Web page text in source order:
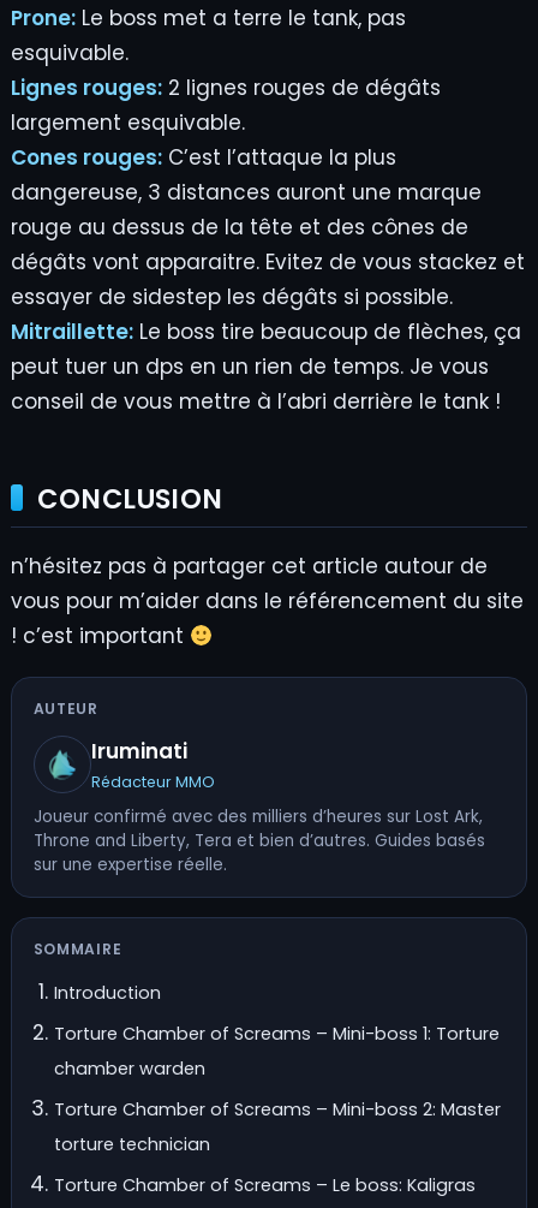
Prone:Le boss met a terre le tank, pas
esquivable.
Lignes rouges:2 lignes rouges de dégâts
largement esquivable.
Cones rouges:C’est l’attaque la plus
dangereuse, 3 distances auront une marque
rouge au dessus de la tête et des cônes de
dégâts vont apparaitre. Evitez de vous stackez et
essayer de sidestep les dégâts si possible.
Mitraillette:Le boss tire beaucoup de flèches, ça
peut tuer un dps en un rien de temps. Je vous
conseil de vous mettre à l’abri derrière le tank !
CONCLUSION
n’hésitez pas à partager cet article autour de
vous pour m’aider dans le référencement du site
! c’est important
AUTEUR
Iruminati
Rédacteur MMO
Joueur confirmé avec des milliers d’heures sur Lost Ark,
Throne and Liberty, Tera et bien d’autres. Guides basés
sur une expertise réelle.
SOMMAIRE
Introduction
Torture Chamber of Screams – Mini-boss 1: Torture
chamber warden
Torture Chamber of Screams – Mini-boss 2: Master
torture technician
Torture Chamber of Screams – Le boss: Kaligras